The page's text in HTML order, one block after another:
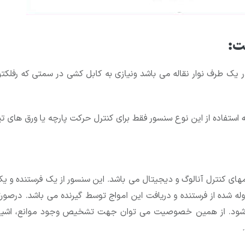
در یک طرف نوار نقاله می باشد ونیازی به کابل کشی در سمتی که
از این نوع سنسور فقط برای کنترل حرکت پارچه یا ورق های
کنترل آنالوگ و دیجیتال می باشد. این سنسور از یک
از فرستنده و دریافت این امواج توسط گیرنده می باشد.
از همین خصوصیت می توان جهت تشخیص وجود موانع،